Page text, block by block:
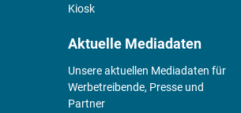
Kiosk
Aktuelle Mediadaten
Unsere aktuellen Mediadaten für
Werbetreibende, Presse und
Partner